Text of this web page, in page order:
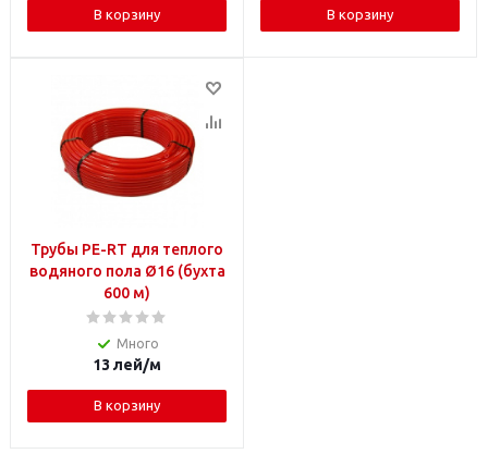
В корзину В корзину
Трубы PE-RT для теплого
водяного пола Ø16 (бухта
600 м)
Много
13 лей/м
В корзину